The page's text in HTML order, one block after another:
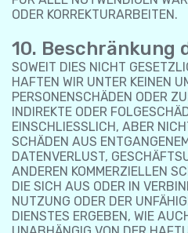
ODER KORREKTURARBEITEN.
10. Beschränkung
SOWEIT DIES NICHT
HAFTEN WIR UNTER KEINEN
PERSONENSCHÄDEN ODER
INDIREKTE ODER
EINSCHLIESSLICH, ABER
SCHÄDEN AUS
DATENVERLUST,
ANDEREN KOMMERZIELLEN
DIE SICH AUS ODER IN
NUTZUNG ODER DER
DIENSTES ERGEBEN, WIE